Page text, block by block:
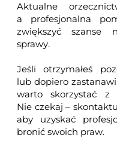
Aktualne
a profesjonalna
zwiększyć szanse
sprawy.
Jeśli otrzymałeś
lub dopiero
warto skorzystać z
Nie czekaj –
aby uzyskać
bronić swoich praw.